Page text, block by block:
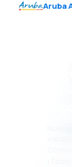
Aruba
¡Eh!